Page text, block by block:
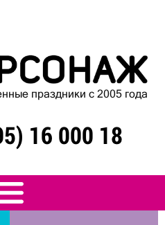
праздники с 2005 года
16 000 18